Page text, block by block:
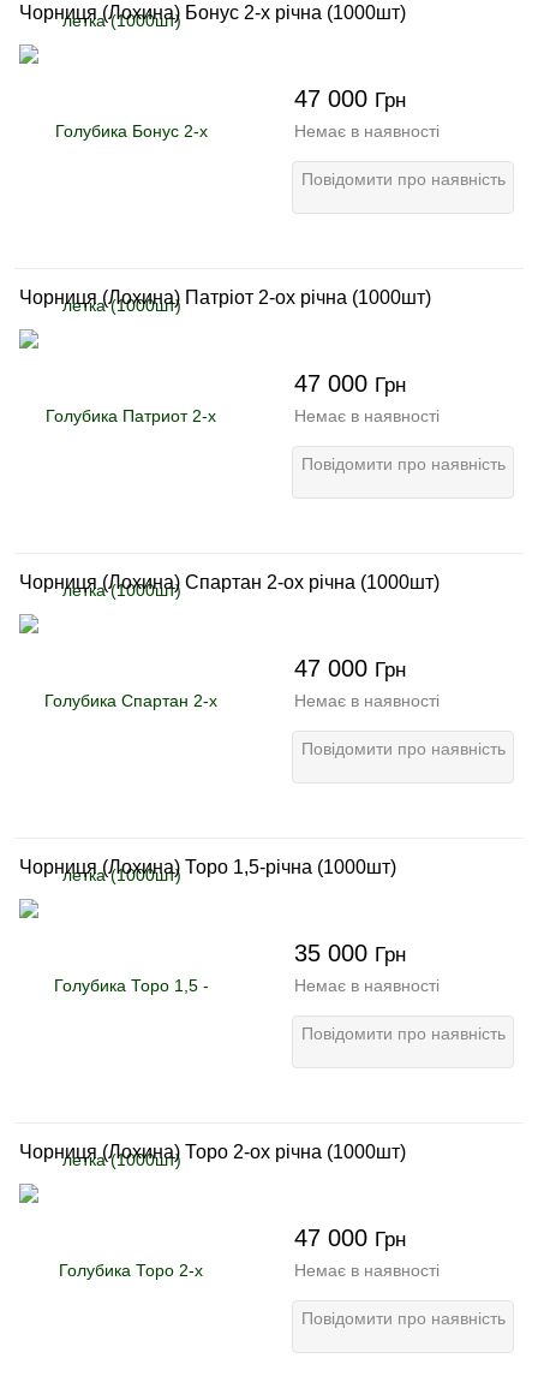
Чорниця (Лохина) Бонус 2-х річна (1000шт)
47 000 Грн
Немає в наявності
Повідомити про наявність
Чорниця (Лохина) Патріот 2-ох річна (1000шт)
47 000 Грн
Немає в наявності
Повідомити про наявність
Чорниця (Лохина) Спартан 2-ох річна (1000шт)
47 000 Грн
Немає в наявності
Повідомити про наявність
Чорниця (Лохина) Торо 1,5-річна (1000шт)
35 000 Грн
Немає в наявності
Повідомити про наявність
Чорниця (Лохина) Торо 2-ох річна (1000шт)
47 000 Грн
Немає в наявності
Повідомити про наявність